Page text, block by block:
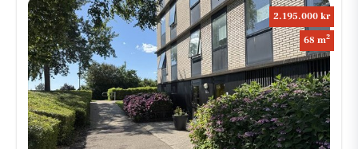
2.195.000 kr
68 m2